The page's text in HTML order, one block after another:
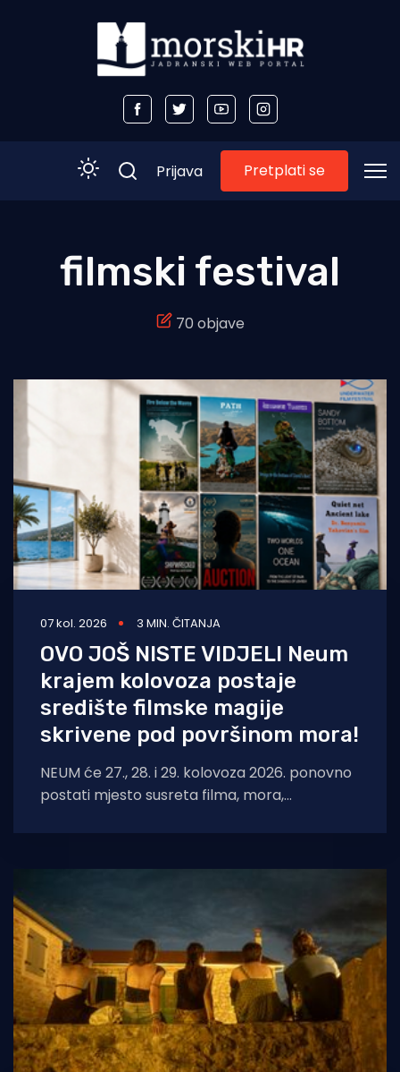
Morski plus
Turizam i nautika
Ribolov
Ekologija
Tradicija i kultura
Prijava Pretplati se
filmski festival
70 objave
07 kol. 2026 3 MIN. ČITANJA
OVO JOŠ NISTE VIDJELI Neum
krajem kolovoza postaje
središte filmske magije
skrivene pod površinom mora!
NEUM će 27., 28. i 29. kolovoza 2026. ponovno
postati mjesto susreta filma, mora,
Underwater